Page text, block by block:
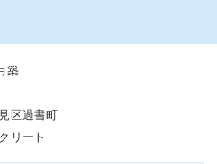
築
区過書町
リート